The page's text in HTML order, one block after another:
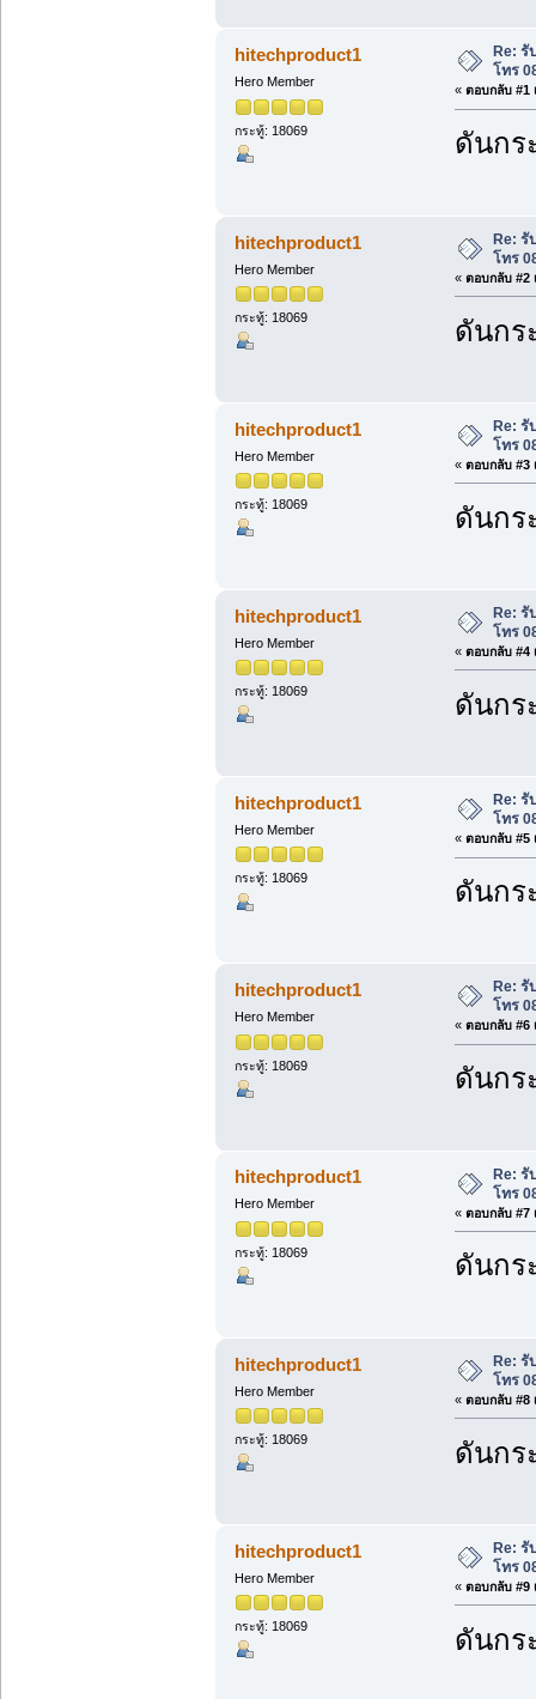
hitechproduct1
Hero Member
กระทู้: 18069
Re:
โทร
« ตอบกลับ #1
ดันก
hitechproduct1
Hero Member
กระทู้: 18069
Re: รั
โทร
« ตอบกลับ #2
ดันก
hitechproduct1
Hero Member
กระทู้: 18069
Re: รั
โทร
« ตอบกลับ #3
ดันก
hitechproduct1
Hero Member
กระทู้: 18069
Re:
โทร
« ตอบกลับ #4
ดันก
hitechproduct1
Hero Member
กระทู้: 18069
Re:
โทร
« ตอบกลับ #5
ดันก
hitechproduct1
Hero Member
กระทู้: 18069
Re:
โทร
« ตอบกลับ #6
ดันก
hitechproduct1
Hero Member
กระทู้: 18069
Re: รั
โทร
« ตอบกลับ #7
ดันก
hitechproduct1
Hero Member
กระทู้: 18069
Re: รั
โทร
« ตอบกลับ #8
ดันก
hitechproduct1
Hero Member
กระทู้: 18069
Re: รั
โทร
« ตอบกลับ #9
ดันก